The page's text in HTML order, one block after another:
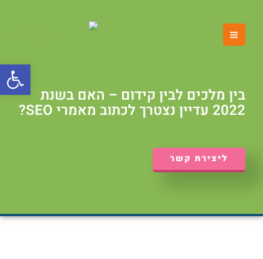
MENU
בין מלכים לבין קידום – האם בשנת
2022 עדיין נצטרך לכתוב מאמרי SEO?
ליצירת קשר
פתח